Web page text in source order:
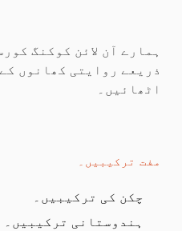
ہمارے آن لائن کوکنگ
ذریعے روایتی کھانوں
اٹھائیں۔
مفت ترکیبیں۔
چکن کی ترکیبیں۔
ہندوستانی ترکیبیں۔